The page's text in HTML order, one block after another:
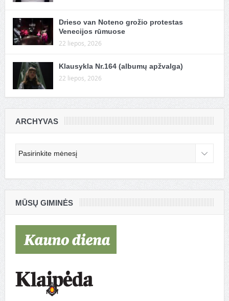
Drieso van Noteno grožio protestas
Venecijos rūmuose
22 liepos, 2026
Klausykla Nr.164 (albumų apžvalga)
22 liepos, 2026
ARCHYVAS
MŪSŲ GIMINĖS